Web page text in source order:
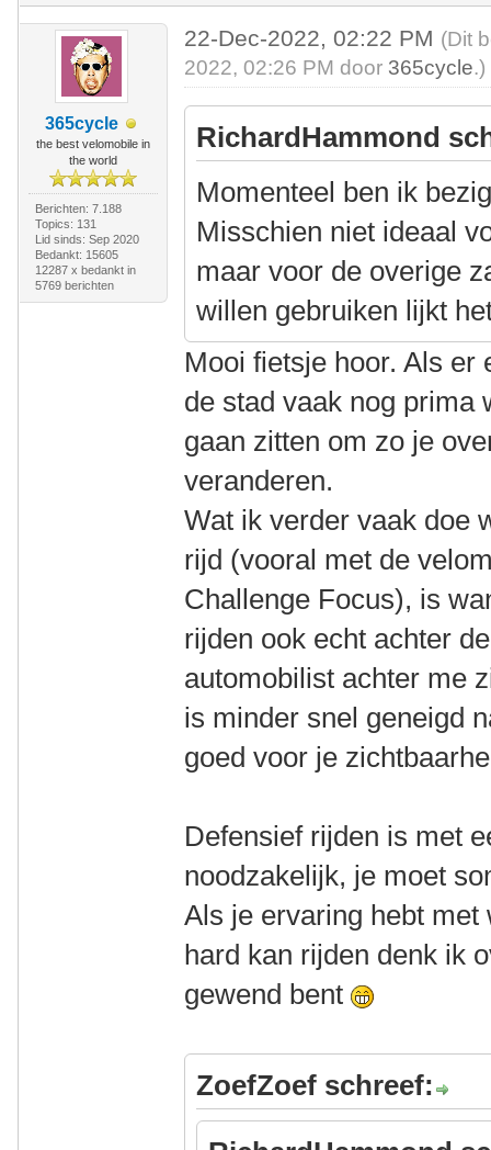
365cycle
the best velomobile in
the world
Berichten: 7.188
Topics: 131
Lid sinds: Sep 2020
Bedankt: 15605
12287 x bedankt in
5769 berichten
22-Dec-2022, 02:22 PM (Dit
2022, 02:26 PM door 365cycle.)
RichardHammond
Momenteel ben ik
Misschien niet ideaal
maar voor de overige
willen gebruiken lijkt
Mooi fietsje hoor. Als er
de stad vaak nog prima
gaan zitten om zo je
veranderen.
Wat ik verder vaak doe
rijd (vooral met de
Challenge Focus), is
rijden ook echt achter
automobilist achter me
is minder snel geneigd
goed voor je
Defensief rijden is met
noodzakelijk, je moet
Als je ervaring hebt
hard kan rijden denk ik
gewend bent
ZoefZoef schreef: